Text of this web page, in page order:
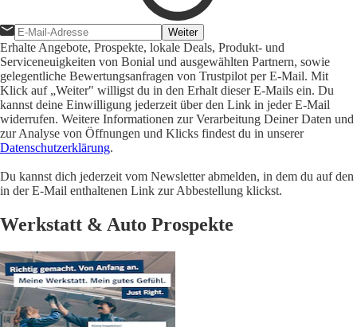
Weiter
Erhalte Angebote, Prospekte, lokale Deals, Produkt- und
Serviceneuigkeiten von Bonial und ausgewählten Partnern, sowie
gelegentliche Bewertungsanfragen von Trustpilot per E-Mail. Mit
Klick auf „Weiter" willigst du in den Erhalt dieser E-Mails ein. Du
kannst deine Einwilligung jederzeit über den Link in jeder E-Mail
widerrufen. Weitere Informationen zur Verarbeitung Deiner Daten und
zur Analyse von Öffnungen und Klicks findest du in unserer
Datenschutzerklärung.
Du kannst dich jederzeit vom Newsletter abmelden, in dem du auf den
in der E-Mail enthaltenen Link zur Abbestellung klickst.
Werkstatt & Auto Prospekte